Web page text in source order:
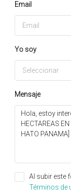
Email
Yo soy
Seleccionar
Mensaje
Al subir este
Términos de